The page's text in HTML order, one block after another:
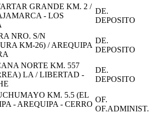
GRANDE KM. 2 /
- LOS
DE.
DEPOSITO
NRO. S/N
KM-26) / AREQUIPA
DE.
DEPOSITO
NORTE KM. 557
LA / LIBERTAD -
DE.
DEPOSITO
KM. 5.5 (EL
- AREQUIPA - CERRO
OF.
OF.ADMINIST.